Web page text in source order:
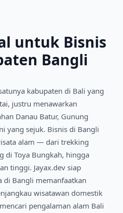
untuk Bisnis
Bangli
kabupaten di Bali yang
justru menawarkan
Danau Batur, Gunung
yang sejuk. Bisnis di Bangli
alam — dari trekking
di Toya Bungkah, hingga
tinggi. Jayax.dev siap
di Bangli memanfaatkan
wisatawan domestik
pengalaman alam Bali